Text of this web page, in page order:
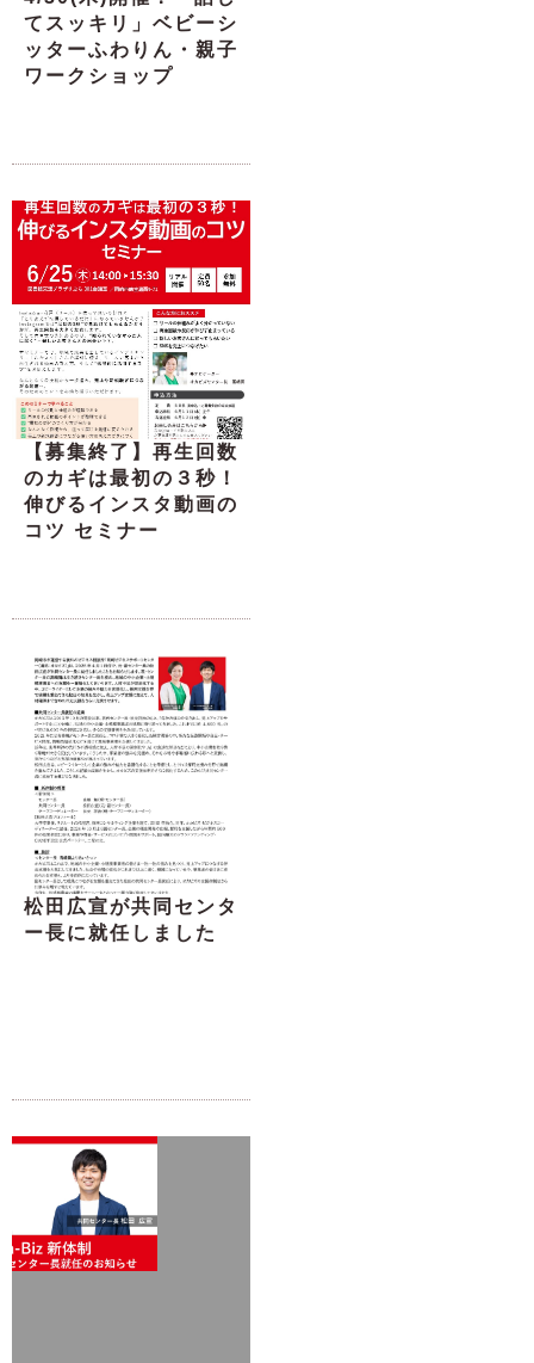
てスッキリ」ベビーシ
ッターふわりん・親子
ワークショップ
【募集終了】再生回数
のカギは最初の３秒！
伸びるインスタ動画の
コツ セミナー
松田広宣が共同センタ
ー長に就任しました